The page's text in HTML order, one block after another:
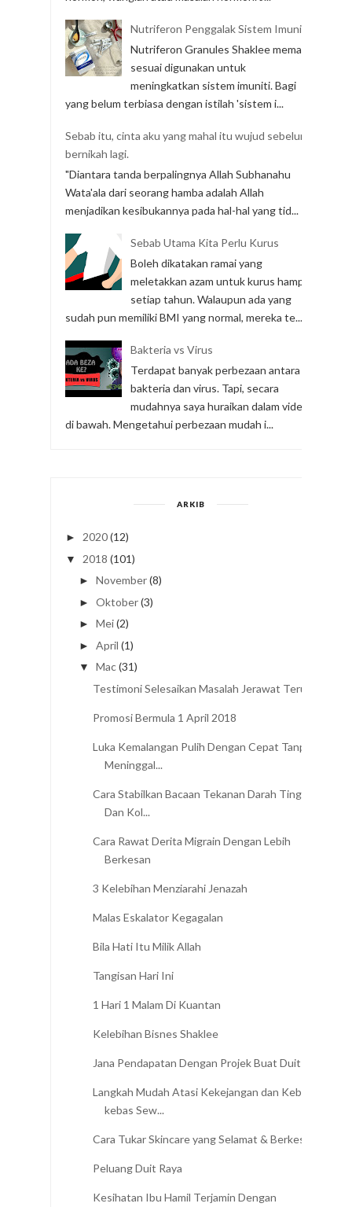
Nutriferon Penggalak Sistem Imuniti
Nutriferon Granules Shaklee memang
sesuai digunakan untuk
meningkatkan sistem imuniti. Bagi
yang belum terbiasa dengan istilah 'sistem i...
Sebab itu, cinta aku yang mahal itu wujud sebelum
bernikah lagi.
"Diantara tanda berpalingnya Allah Subhanahu
Wata'ala dari seorang hamba adalah Allah
menjadikan kesibukannya pada hal-hal yang tid...
Sebab Utama Kita Perlu Kurus
Boleh dikatakan ramai yang
meletakkan azam untuk kurus hampir
setiap tahun. Walaupun ada yang
sudah pun memiliki BMI yang normal, mereka te...
Bakteria vs Virus
Terdapat banyak perbezaan antara
bakteria dan virus. Tapi, secara
mudahnya saya huraikan dalam video
di bawah. Mengetahui perbezaan mudah i...
ARKIB
► 2020(12)
▼ 2018 (101)
► November(8)
► Oktober(3)
► Mei(2)
► April (1)
▼ Mac(31)
Testimoni Selesaikan Masalah Jerawat Teruk
Promosi Bermula 1 April 2018
Luka Kemalangan Pulih Dengan Cepat Tanpa
Meninggal...
Cara Stabilkan Bacaan Tekanan Darah Tinggi
Dan Kol...
Cara Rawat Derita Migrain Dengan Lebih
Berkesan
3 Kelebihan Menziarahi Jenazah
Malas Eskalator Kegagalan
Bila Hati Itu Milik Allah
Tangisan Hari Ini
1 Hari 1 Malam Di Kuantan
Kelebihan Bisnes Shaklee
Jana Pendapatan Dengan Projek Buat Duit
Langkah Mudah Atasi Kekejangan dan Kebas-
kebas Sew...
Cara Tukar Skincare yang Selamat & Berkesan
Peluang Duit Raya
Kesihatan Ibu Hamil Terjamin Dengan